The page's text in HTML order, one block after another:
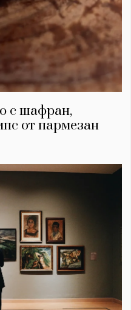
с шафран,
от пармезан